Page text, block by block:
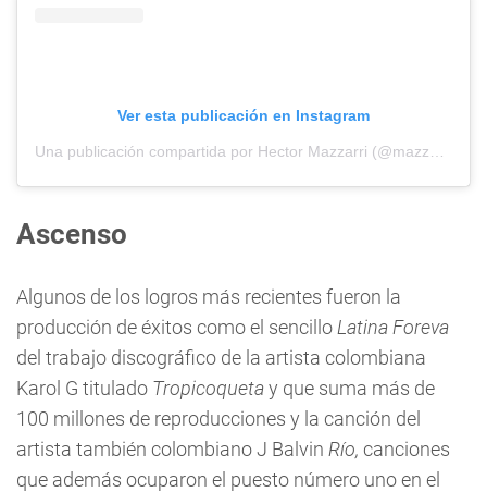
Ver esta publicación en Instagram
Ascenso
Algunos de los logros más recientes fueron la
producción de éxitos como el sencillo Latina Foreva
del trabajo discográfico de la artista colombiana
Karol G titulado Tropicoquetay que suma más de
100 millones de reproducciones y la canción del
artista también colombiano J Balvin Río, canciones
que además ocuparon el puesto número uno en el